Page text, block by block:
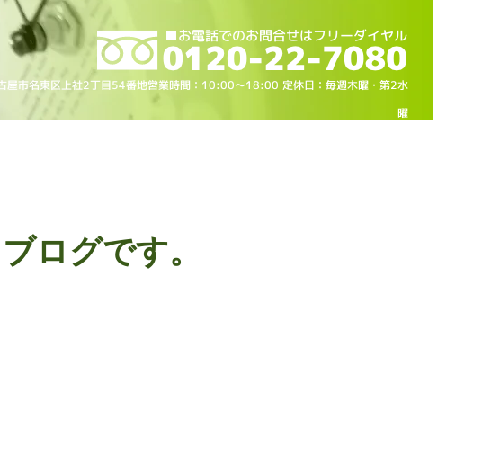
市名東区上社2丁目54番地営業時間：10:00～18:00 定休日：毎週木曜・第2水
曜
ログです。